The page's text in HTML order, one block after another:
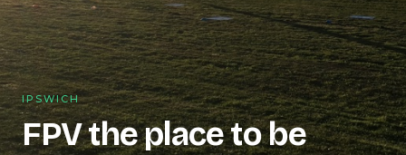
IPSWICH
FPV the place to be